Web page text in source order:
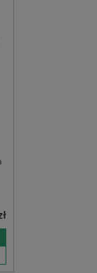
diety,
być tylko w
lekarza (np.
„z marszu”.
o
z